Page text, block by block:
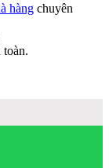
hàng chuyên
toàn.